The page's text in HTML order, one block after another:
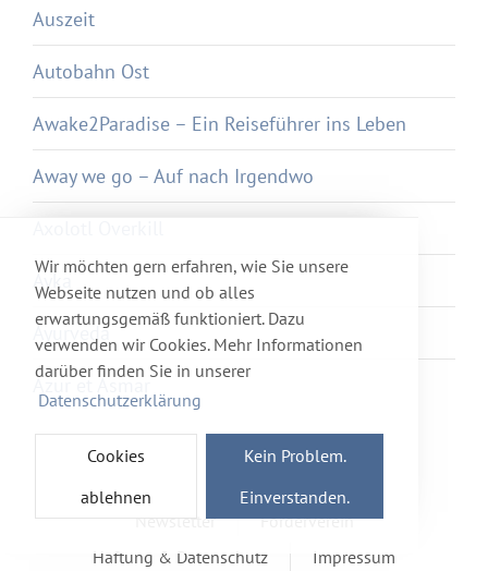
Wir möchten gern erfahren, wie Sie unsere
Webseite nutzen und ob alles
erwartungsgemäß funktioniert. Dazu
verwenden wir Cookies. Mehr Informationen
darüber finden Sie in unserer
Datenschutzerklärung
Cookies
ablehnen
Kein Problem.
Einverstanden.
Auszeit
Autobahn Ost
Awake2Paradise – Ein Reiseführer ins Leben
Away we go – Auf nach Irgendwo
Ayka
Ayurveda
Azur et Asmar
Newsletter
Förderverein
Haftung & Datenschutz
Impressum